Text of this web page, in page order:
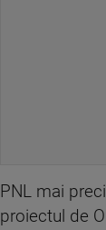
PNL mai
proiectul de